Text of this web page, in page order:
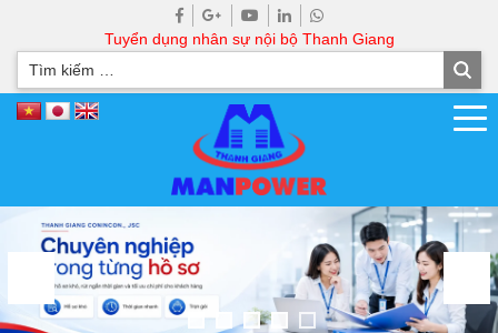
Tuyển dụng nhân sự nội bộ Thanh Giang